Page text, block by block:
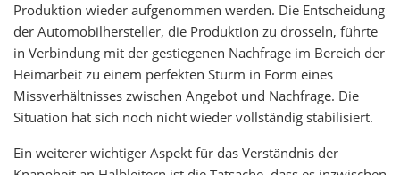
Produktion wieder aufgenommen werden. Die Entscheidung
der Automobilhersteller, die Produktion zu drosseln, führte
in Verbindung mit der gestiegenen Nachfrage im Bereich der
Heimarbeit zu einem perfekten Sturm in Form eines
Missverhältnisses zwischen Angebot und Nachfrage. Die
Situation hat sich noch nicht wieder vollständig stabilisiert.
Ein weiterer wichtiger Aspekt für das Verständnis der